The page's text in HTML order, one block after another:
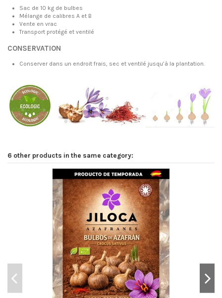
Sac de 10 kg de bulbes
Mélange de calibres A et B
Vente en vrac
Transport protégé et ventilé
CONSERVATION
Conserver dans un endroit frais, sec et ventilé jusqu’à la plantation.
6 other products in the same category: